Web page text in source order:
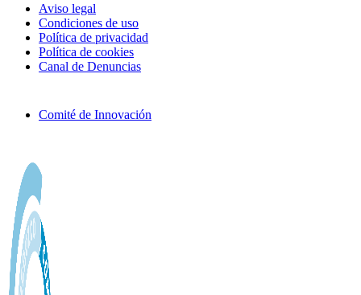
Aviso legal
Condiciones de uso
Política de privacidad
Política de cookies
Canal de Denuncias
Comité de Innovación